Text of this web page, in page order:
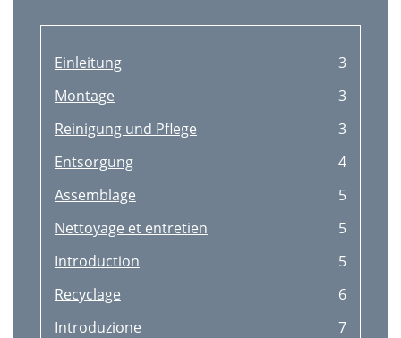
Einleitung
3
Montage
3
Reinigung und Pﬂege
3
Entsorgung
4
Assemblage
5
Nettoyage et entretien
5
Introduction
5
Recyclage
6
Introduzione
7